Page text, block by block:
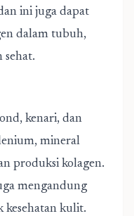
ini juga dapat
dalam tubuh,
sehat.
kenari, dan
mineral
produksi kolagen.
mengandung
kulit.